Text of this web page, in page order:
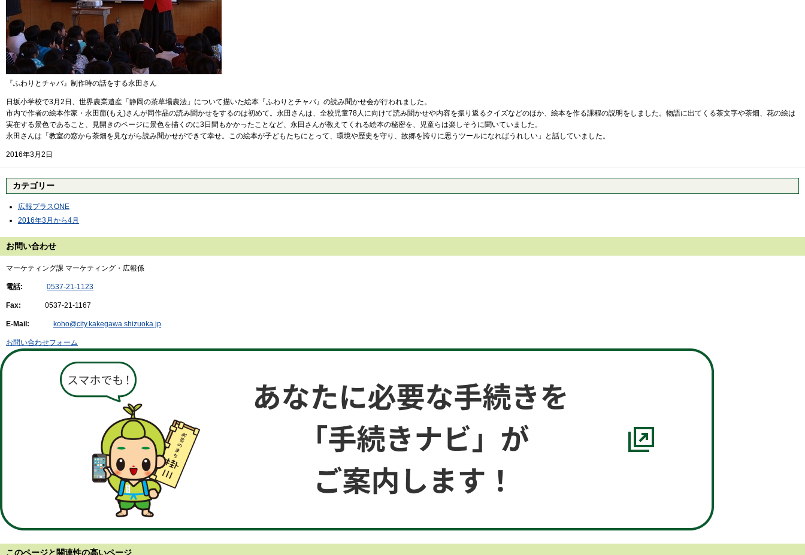
『ふわりとチャバ』制作時の話をする永田さん
日坂小学校で3月2日、世界農業遺産「静岡の茶草場農法」について描いた絵本『ふわりとチャバ』の読み聞かせ会が行われました。
市内で作者の絵本作家・永田萠(もえ)さんが同作品の読み聞かせをするのは初めて。永田さんは、全校児童78人に向けて読み聞かせや内容を振り返るクイズなどのほか、絵本を作る課程の説明をしました。物語に出てくる茶文字や茶畑、花の絵は
実在する景色であること、見開きのページに景色を描くのに3日間もかかったことなど、永田さんが教えてくれる絵本の秘密を、児童らは楽しそうに聞いていました。
永田さんは「教室の窓から茶畑を見ながら読み聞かせができて幸せ。この絵本が子どもたちにとって、環境や歴史を守り、故郷を誇りに思うツールになればうれしい」と話していました。
2016年3月2日
カテゴリー
広報プラスONE
2016年3月から4月
お問い合わせ
マーケティング課 マーケティング・広報係
電話: 0537-21-1123
Fax: 0537-21-1167
E-Mail: koho@city.kakegawa.shizuoka.jp
お問い合わせフォーム
このページと 関連性の高いページ